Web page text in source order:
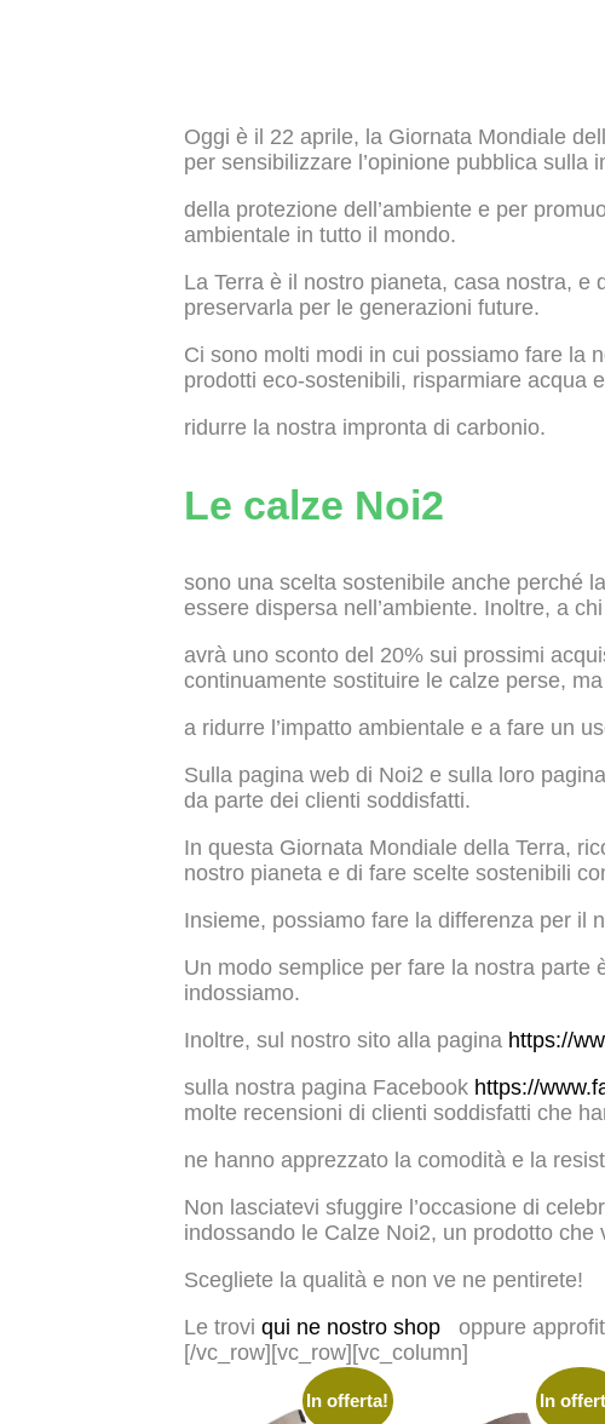
Oggi è il 22 aprile, la Giornata Mondiale
per sensibilizzare l’opinione pubblica sulla
della protezione dell’ambiente e per
ambientale in tutto il mondo.
La Terra è il nostro pianeta, casa nostra,
preservarla per le generazioni future.
Ci sono molti modi in cui possiamo fare la
prodotti eco-sostenibili, risparmiare acqua
ridurre la nostra impronta di carbonio.
Le calze Noi2
sono una scelta sostenibile anche perché
essere dispersa nell’ambiente. Inoltre, a
avrà uno sconto del 20% sui prossimi
continuamente sostituire le calze perse,
a ridurre l’impatto ambientale e a fare un
Sulla pagina web di Noi2 e sulla loro
da parte dei clienti soddisfatti.
In questa Giornata Mondiale della Terra,
nostro pianeta e di fare scelte sostenibili
Insieme, possiamo fare la differenza per il
Un modo semplice per fare la nostra parte
indossiamo.
Inoltre, sul nostro sito alla pagina https://
sulla nostra pagina Facebook https://
molte recensioni di clienti soddisfatti che
ne hanno apprezzato la comodità e la
Non lasciatevi sfuggire l’occasione di
indossando le Calze Noi2, un prodotto
Scegliete la qualità e non ve ne pentirete!
Le troviqui ne nostro shop
oppure
[/vc_row][vc_row][vc_column]
In offerta! In